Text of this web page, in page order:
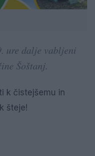
ure dalje vabljeni
Šoštanj.
k čistejšemu in
šteje!